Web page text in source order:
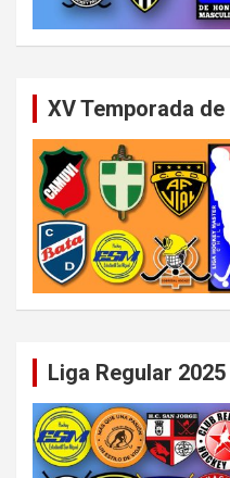
XV Temporada
Liga Regular 2025